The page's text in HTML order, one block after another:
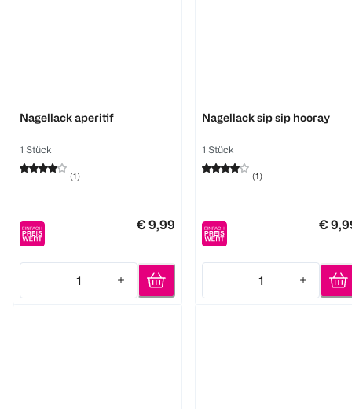
Nagellack aperitif
1 Stück
(1)
€ 9,99
1
Quantity: 1
Nagellack sip sip hooray
1 Stück
(1)
€
1
Quantity: 1